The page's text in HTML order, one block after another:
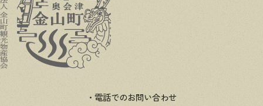
電話でのお問い合わせ